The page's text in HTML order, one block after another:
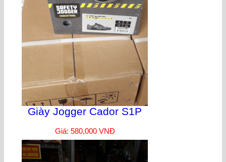
Giày Jogger Cador S1P
Giá: 580,000 VNĐ